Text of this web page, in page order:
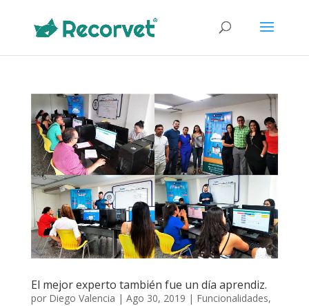
El mejor experto también fue un día aprendiz.
por Diego Valencia | Ago 30, 2019 | Funcionalidades,